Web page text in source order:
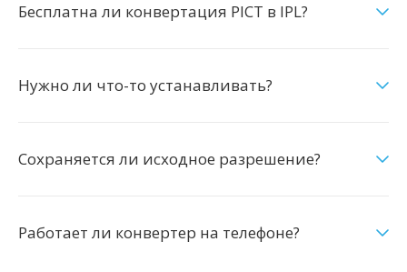
Бесплатна ли конвертация PICT в IPL?
Нужно ли что-то устанавливать?
Сохраняется ли исходное разрешение?
Работает ли конвертер на телефоне?